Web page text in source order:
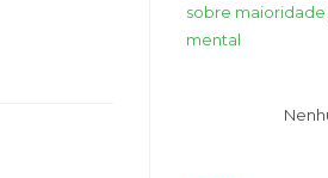
sobre
mental